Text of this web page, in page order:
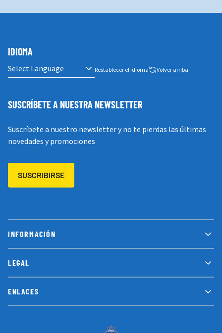
INFORMACIÓN
LEGAL
ENLACES
IDIOMA
Restablecer el idioma Volver arriba
SUSCRÍBETE A NUESTRA NEWSLETTER
Suscríbete a nuestro newsletter y no te pierdas las últimas
novedades y promociones
SUSCRIBIRSE